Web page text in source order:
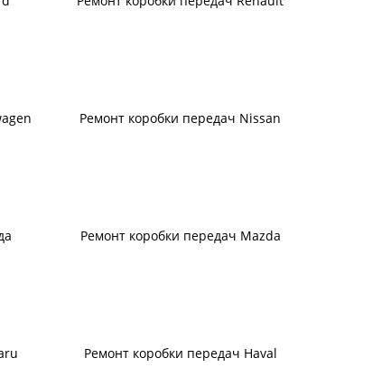
Ремонт коробки передач Nissan
Ремонт коробки передач Mazda
Ремонт коробки передач Haval